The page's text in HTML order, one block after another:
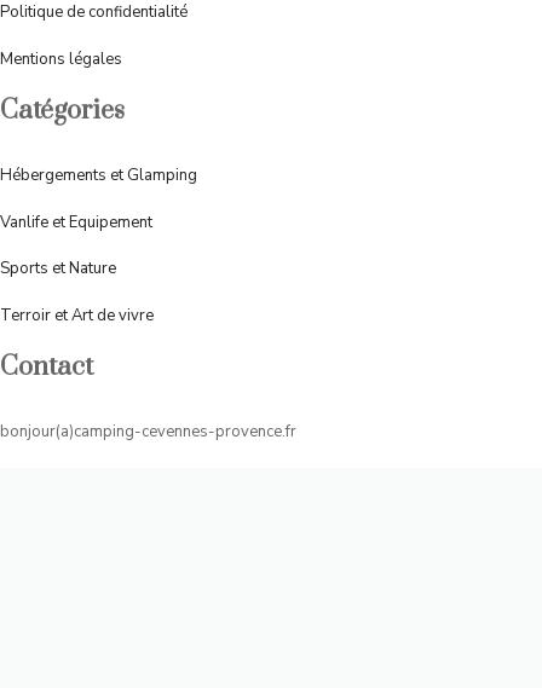
Politique de confidentialité
Mentions légales
Catégories
Hébergements et Glamping
Vanlife et Equipement
Sports et Nature
Terroir et Art de vivre
Contact
bonjour(a)camping-cevennes-provence.fr